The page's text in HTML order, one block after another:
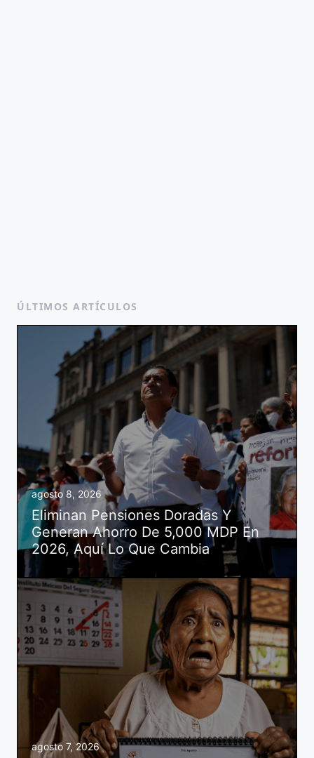
ÚLTIMOS ARTÍCULOS
agosto 8, 2026
Eliminan Pensiones Doradas Y
Generan Ahorro De 5,000 MDP En
2026, Aquí Lo Que Cambia
agosto 7, 2026